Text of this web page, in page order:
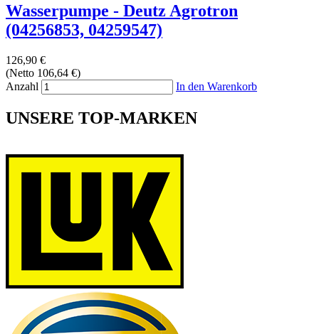
Wasserpumpe - Deutz Agrotron
(04256853, 04259547)
126,90 €
(Netto 106,64 €)
Anzahl
In den Warenkorb
UNSERE TOP-MARKEN